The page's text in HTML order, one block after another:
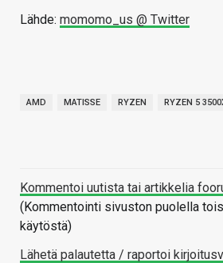
Lähde: momomo_us @ Twitter
AMD MATISSE RYZEN RYZEN 5
Kommentoi uutista tai artikkelia
(Kommentointi sivuston puolella
käytöstä)
Lähetä palautetta / raportoi